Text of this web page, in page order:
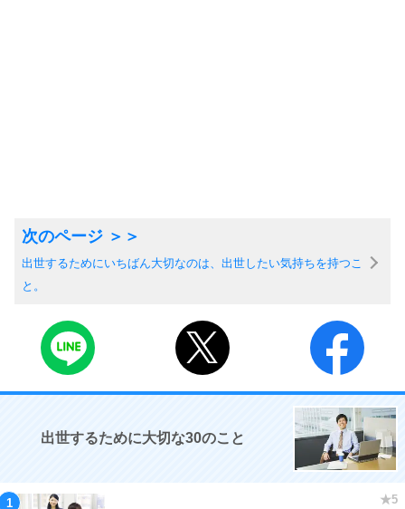
出世するためにいちばん大切なのは、出世したい気持ちを持つこ
と。
出世するために大切な30のこと